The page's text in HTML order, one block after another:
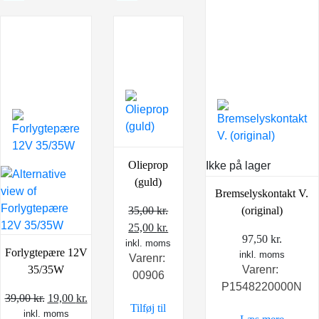
Forlygtepære 12V
35/35W
39,00kr. Den
oprindelige
19,00 kr.
inkl. moms
Olieprop
(guld)
35,00kr.
Den
oprindelige
pris
var:
25,00kr.
aktuelle
inkl. moms
Varenr:
00906
Tilføj til
Ikke på lager
Bremselyskontakt V.
(original)
97,50 kr.
inkl. moms
Varenr:
P1548220000N